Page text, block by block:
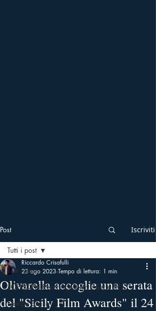
Post Iscriviti
Tutti i post
POPCORN Recensioni Film e Serie TV
Notizie Sicilia
Tutti i post
Olivarella accoglie una serata
del "Sicily Film Awards" il 24
Riccardo Crisafulli
23 ago 2023 Tempo di lettura: 1 min